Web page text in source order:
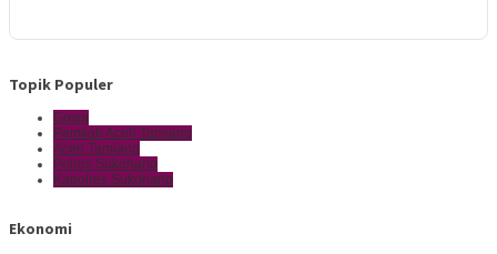
Topik Populer
Gowa
Pemkab Aceh Tamiang
Aceh Tamiang
Polres Sukoharjo
Kapolres Sukoharjo
Ekonomi